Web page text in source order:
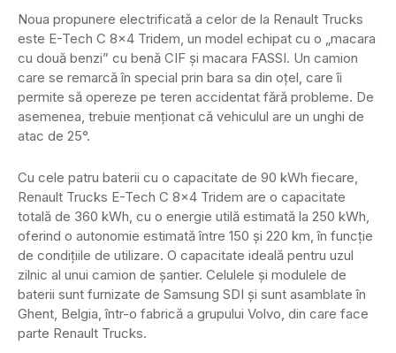
Noua propunere electrificată a celor de la Renault Trucks
este E-Tech C 8×4 Tridem, un model echipat cu o „macara
cu două benzi” cu benă CIF și macara FASSI. Un camion
care se remarcă în special prin bara sa din oțel, care îi
permite să opereze pe teren accidentat fără probleme. De
asemenea, trebuie menționat că vehiculul are un unghi de
atac de 25°.
Cu cele patru baterii cu o capacitate de 90 kWh fiecare,
Renault Trucks E-Tech C 8×4 Tridem are o capacitate
totală de 360 kWh, cu o energie utilă estimată la 250 kWh,
oferind o autonomie estimată între 150 și 220 km, în funcție
de condițiile de utilizare. O capacitate ideală pentru uzul
zilnic al unui camion de șantier. Celulele și modulele de
baterii sunt furnizate de Samsung SDI și sunt asamblate în
Ghent, Belgia, într-o fabrică a grupului Volvo, din care face
parte Renault Trucks.